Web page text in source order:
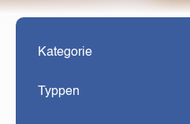
Kategorie
Typpen